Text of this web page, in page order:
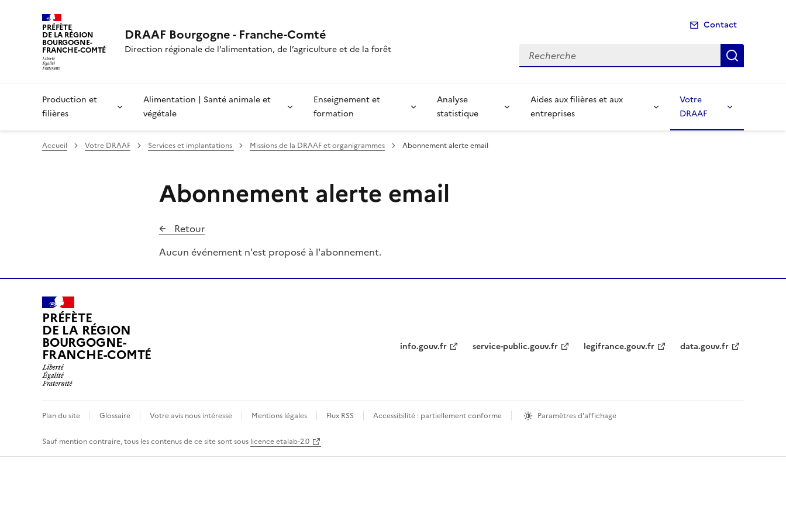
PRÉFÈTE
DE LA RÉGION
BOURGOGNE-
FRANCHE-COMTÉ
DRAAF Bourgogne - Franche-Comté
Direction régionale de l’alimentation, de l’agriculture et de la forêt
Contact
Recherche
Production et
filières
Alimentation | Santé animale et
végétale
Enseignement et
formation
Analyse
statistique
Aides aux filières et aux
entreprises
Votre
DRAAF
Accueil Votre DRAAF Services et implantations Missions de la DRAAF et organigrammes Abonnement alerte email
Abonnement alerte email
Retour
Aucun événement n'est proposé à l'abonnement.
PRÉFÈTE
DE LA RÉGION
BOURGOGNE-
FRANCHE-COMTÉ info.gouv.fr service-public.gouv.fr legifrance.gouv.fr data.gouv.fr
Plan du site Glossaire Votre avis nous intéresse Mentions légales Flux RSS Accessibilité : partiellement conforme Paramètres d'affichage
Sauf mention contraire, tous les contenus de ce site sont sous licence etalab-2.0